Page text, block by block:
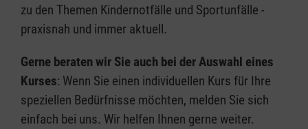
zu den Themen Kindernotfälle und Sportunfälle -
praxisnah und immer aktuell.
Gerne beraten wir Sie auch bei der Auswahl eines
Kurses: Wenn Sie einen individuellen Kurs für Ihre
speziellen Bedürfnisse möchten, melden Sie sich
einfach bei uns. Wir helfen Ihnen gerne weiter.